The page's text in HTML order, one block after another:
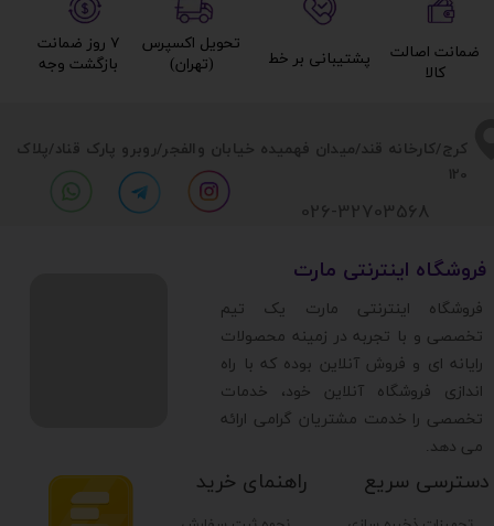
​​کرج/کارخانه قند/میدان فهمیده خیابان والفجر/روبرو پارک قناد/پلاک
120
دسترسی سریع راهنمای خرید
​فروشگاه اینترنتی مارت
​فروشگاه اینترنتی مارت یک تیم
تخصصی و با تجربه در زمینه محصولات
رایانه ای و فروش آنلاین بوده که با راه
اندازی فروشگاه آنلاین خود، خدمات
تخصصی را خدمت مشتریان گرامی ارائه
می دهد.
026-32703568
۷ روز ضمانت
بازگشت وجه​​​​​​​
تحویل اکسپرس
(تهران)​​​​​​​
پشتیبانی بر خط​​​​​​​
ضمانت اصالت
کالا​​​​​​​